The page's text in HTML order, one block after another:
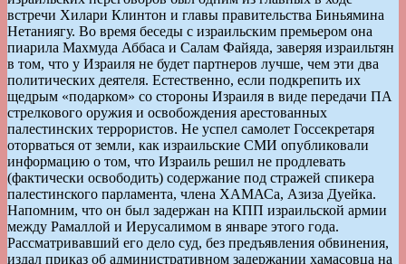
встречи Хилари Клинтон и главы правительства Биньямина
Нетаниягу. Во время беседы с израильским премьером она
пиарила Махмуда Аббаса и Салам Файяда, заверяя израильтян
в том, что у Израиля не будет партнеров лучше, чем эти два
политических деятеля. Естественно, если подкрепить их
щедрым «подарком» со стороны Израиля в виде передачи ПА
стрелкового оружия и освобождения арестованных
палестинских террористов. Не успел самолет Госсекретаря
оторваться от земли, как израильские СМИ опубликовали
информацию о том, что Израиль решил не продлевать
(фактически освободить) содержание под стражей спикера
палестинского парламента, члена ХАМАСа, Азиза Дуейка.
Напомним, что он был задержан на КПП израильской армии
между Рамаллой и Иерусалимом в январе этого года.
Рассматривавший его дело суд, без предъявления обвинения,
издал приказ об административном задержании хамасовца на